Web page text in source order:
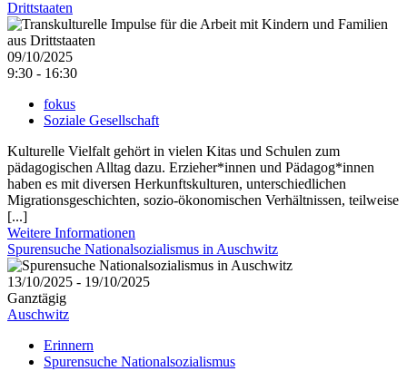
Drittstaaten
09/10/2025
9:30 - 16:30
fokus
Soziale Gesellschaft
Kulturelle Vielfalt gehört in vielen Kitas und Schulen zum
pädagogischen Alltag dazu. Erzieher*innen und Pädagog*innen
haben es mit diversen Herkunftskulturen, unterschiedlichen
Migrationsgeschichten, sozio-ökonomischen Verhältnissen, teilweise
[...]
Weitere Informationen
Spurensuche Nationalsozialismus in Auschwitz
13/10/2025 - 19/10/2025
Ganztägig
Auschwitz
Erinnern
Spurensuche Nationalsozialismus